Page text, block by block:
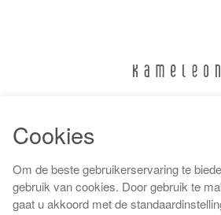
Algemene
Cookies
Om de beste gebruikerservaring te
gebruik van cookies. Door gebruik te
gaat u akkoord met de